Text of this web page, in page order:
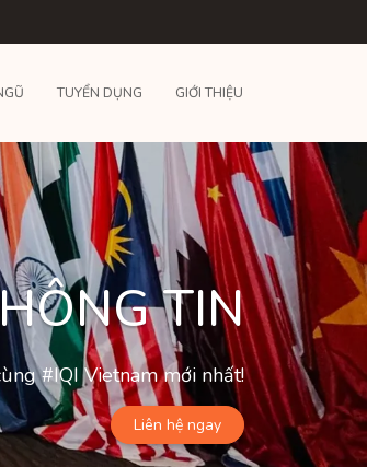
TUYỂN DỤNG GIỚI THIỆU
TIN
#IQI Vietnam mới nhất!
Liên hệ ngay